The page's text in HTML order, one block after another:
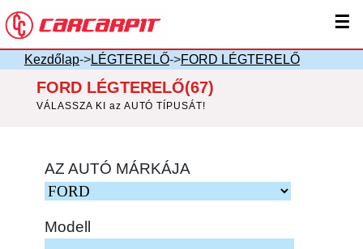
☰
Kezdőlap->LÉGTERELŐ->FORD LÉGTERELŐ
FORD LÉGTERELŐ(67)
VÁLASSZA KI az AUTÓ TÍPUSÁT!
AZ AUTÓ MÁRKÁJA
Modell